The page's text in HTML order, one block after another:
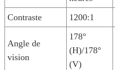
Contraste
1200:1
Angle de
vision
178°
(H)/178°
(V)